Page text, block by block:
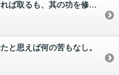
戦えば勝ち攻むれば取るも、其の功を修めざる者は凶なり。
と思えば何の苦もなし。